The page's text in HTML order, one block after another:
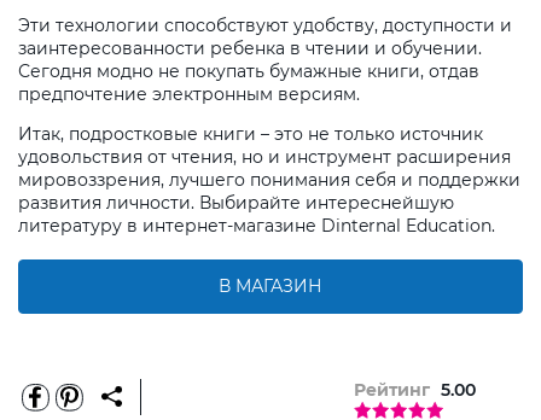
Эти технологии способствуют удобству, доступности и
заинтересованности ребенка в чтении и обучении.
Сегодня модно не покупать бумажные книги, отдав
предпочтение электронным версиям.
Итак, подростковые книги – это не только источник
удовольствия от чтения, но и инструмент расширения
мировоззрения, лучшего понимания себя и поддержки
развития личности. Выбирайте интереснейшую
литературу в интернет-магазине Dinternal Education.
В МАГАЗИН
Рейтинг 5.00